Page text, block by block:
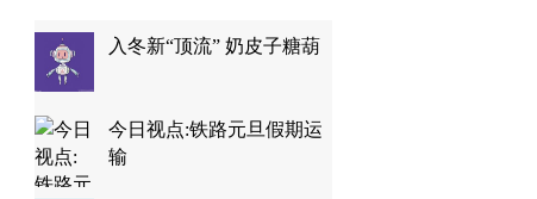
入冬新“顶流” 奶皮子糖葫
今日视点:铁路元旦假期运
输